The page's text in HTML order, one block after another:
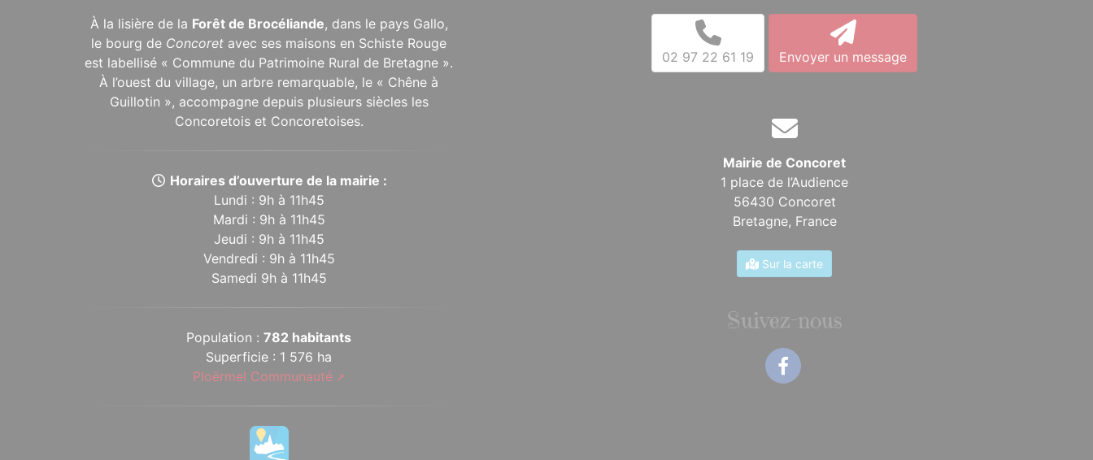
À la lisière de la Forêt de Brocéliande, dans le pays Gallo,
le bourg de Concoret avec ses maisons en Schiste Rouge
est labellisé « Commune du Patrimoine Rural de Bretagne ».
À l’ouest du village, un arbre remarquable, le « Chêne à
Guillotin », accompagne depuis plusieurs siècles les
Concoretois et Concoretoises.
Horaires d’ouverture de la mairie :
Lundi : 9h à 11h45
Mardi : 9h à 11h45
Jeudi : 9h à 11h45
Vendredi : 9h à 11h45
Samedi 9h à 11h45
Population :782 habitants
Superficie : 1 576 ha
Ploërmel Communauté
02 97 22 61 19 Envoyer un message
Mairie de Concoret
1 place de l’Audience
56430 Concoret
Bretagne, France
Sur la carte
Suivez-nous